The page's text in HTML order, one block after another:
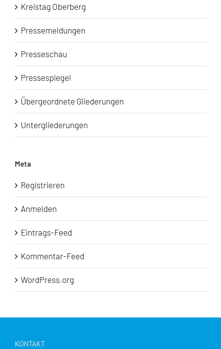
Kreistag Oberberg
Pressemeldungen
Presseschau
Pressespiegel
Übergeordnete Gliederungen
Untergliederungen
Meta
Registrieren
Anmelden
Eintrags-Feed
Kommentar-Feed
WordPress.org
KONTAKT